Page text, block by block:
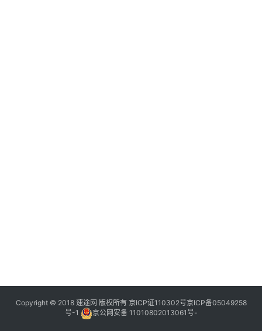
Copyright © 2018 速途网 版权所有 京ICP证110302号京ICP备05049258
号-1
京公网安备 11010802013061号-